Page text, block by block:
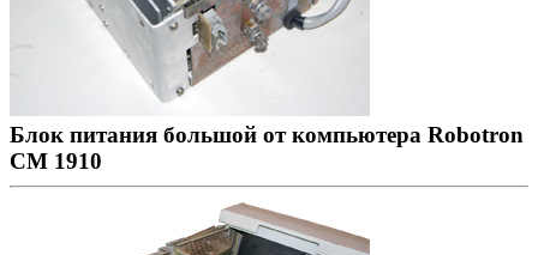
Блок питания большой от компьютера Robotron
CM 1910